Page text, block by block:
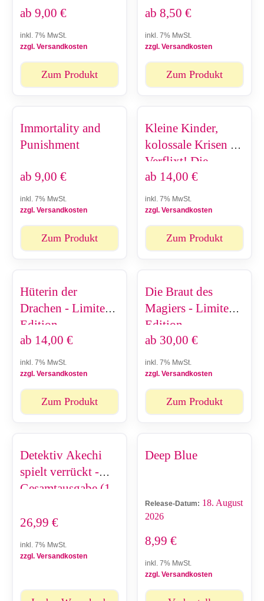
ab 9,00 €
inkl. 7% MwSt.
zzgl. Versandkosten
Zum Produkt
ab 8,50 €
inkl. 7% MwSt.
zzgl. Versandkosten
Zum Produkt
Immortality and
Punishment
ab 9,00 €
inkl. 7% MwSt.
zzgl. Versandkosten
Zum Produkt
Kleine Kinder,
kolossale Krisen -
Verflixt! Die
Milch!
ab 14,00 €
inkl. 7% MwSt.
zzgl. Versandkosten
Zum Produkt
Hüterin der
Drachen - Limited
Edition
ab 14,00 €
inkl. 7% MwSt.
zzgl. Versandkosten
Zum Produkt
Die Braut des
Magiers - Limited
Edition
ab 30,00 €
inkl. 7% MwSt.
zzgl. Versandkosten
Zum Produkt
Detektiv Akechi
spielt verrückt -
Gesamtausgabe (1-
26,99 €
inkl. 7% MwSt.
zzgl. Versandkosten
Deep Blue
Release-Datum: 18. August
2026
8,99 €
inkl. 7% MwSt.
zzgl. Versandkosten